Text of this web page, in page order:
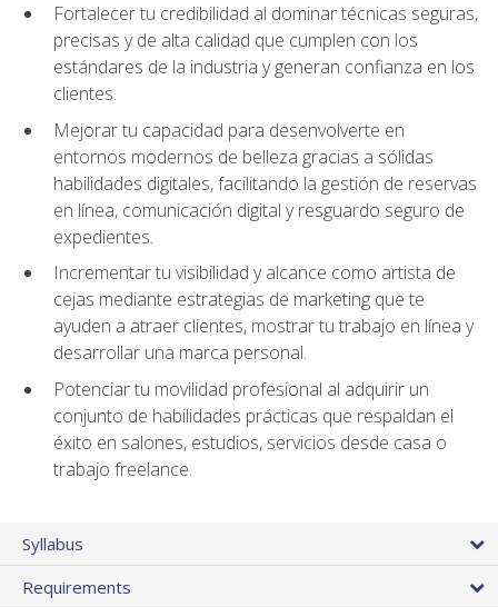
Fortalecer tu credibilidad al dominar técnicas seguras,
precisas y de alta calidad que cumplen con los
estándares de la industria y generan confianza en los
clientes.
Mejorar tu capacidad para desenvolverte en
entornos modernos de belleza gracias a sólidas
habilidades digitales, facilitando la gestión de reservas
en línea, comunicación digital y resguardo seguro de
expedientes.
Incrementar tu visibilidad y alcance como artista de
cejas mediante estrategias de marketing que te
ayuden a atraer clientes, mostrar tu trabajo en línea y
desarrollar una marca personal.
Potenciar tu movilidad profesional al adquirir un
conjunto de habilidades prácticas que respaldan el
éxito en salones, estudios, servicios desde casa o
trabajo freelance.
Syllabus
Requirements